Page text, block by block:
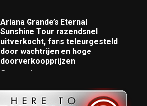
Ariana Grande’s Eternal
Sunshine Tour razendsnel
uitverkocht, fans teleurgesteld
door wachtrijen en hoge
doorverkoopprijzen
11 months ago